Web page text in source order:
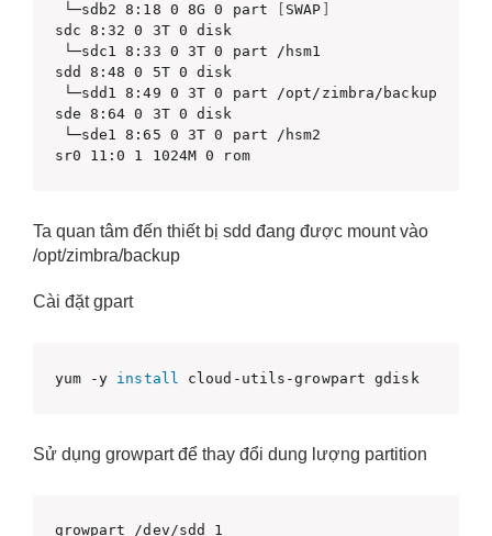
└─sdb2 8:18 0 8G 0 part
SWAP
sdc 8:32 0 3T 0 disk
└─sdc1 8:33 0 3T 0 part /hsm1
sdd 8:48 0 5T 0 disk
└─sdd1 8:49 0 3T 0 part /opt/zimbra/backup
sde 8:64 0 3T 0 disk
└─sde1 8:65 0 3T 0 part /hsm2
sr0 11:0 1 1024M 0 rom
Ta quan tâm đến thiết bị sdd đang được mount vào
/opt/zimbra/backup
Cài đặt gpart
yum -y install cloud-utils-growpart gdisk
Sử dụng growpart để thay đổi dung lượng partition
growpart /dev/sdd 1